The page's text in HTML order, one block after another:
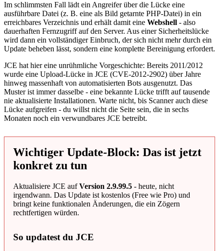
Im schlimmsten Fall lädt ein Angreifer über die Lücke eine
ausführbare Datei (z. B. eine als Bild getarnte PHP-Datei) in ein
erreichbares Verzeichnis und erhält damit eine Webshell - also
dauerhaften Fernzugriff auf den Server. Aus einer Sicherheitslücke
wird dann ein vollständiger Einbruch, der sich nicht mehr durch ein
Update beheben lässt, sondern eine komplette Bereinigung erfordert.
JCE hat hier eine unrühmliche Vorgeschichte: Bereits 2011/2012
wurde eine Upload-Lücke in JCE (CVE-2012-2902) über Jahre
hinweg massenhaft von automatisierten Bots ausgenutzt. Das
Muster ist immer dasselbe - eine bekannte Lücke trifft auf tausende
nie aktualisierte Installationen. Warte nicht, bis Scanner auch diese
Lücke aufgreifen - du willst nicht die Seite sein, die in sechs
Monaten noch ein verwundbares JCE betreibt.
Wichtiger Update-Block: Das ist jetzt
konkret zu tun
Aktualisiere JCE aufVersion 2.9.99.5 - heute, nicht
irgendwann. Das Update ist kostenlos (Free wie Pro) und
bringt keine funktionalen Änderungen, die ein Zögern
rechtfertigen würden.
So updatest du JCE